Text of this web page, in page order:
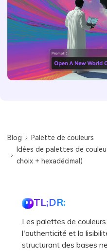
Blog
Palette de couleurs
Idées de palettes de
choix + hexadécimal)
TL;DR:
Les palettes de
l'authenticité et la
structurant des bases